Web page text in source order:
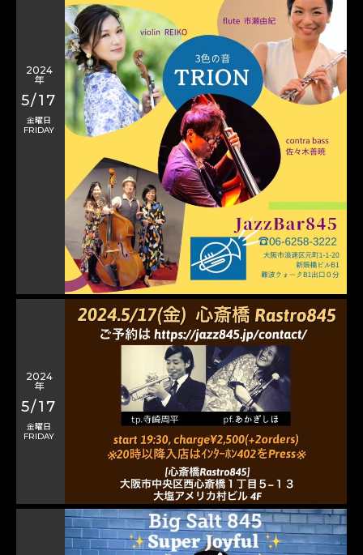
2024
年
5/17
金曜日
FRIDAY
2024
年
5/17
金曜日
FRIDAY